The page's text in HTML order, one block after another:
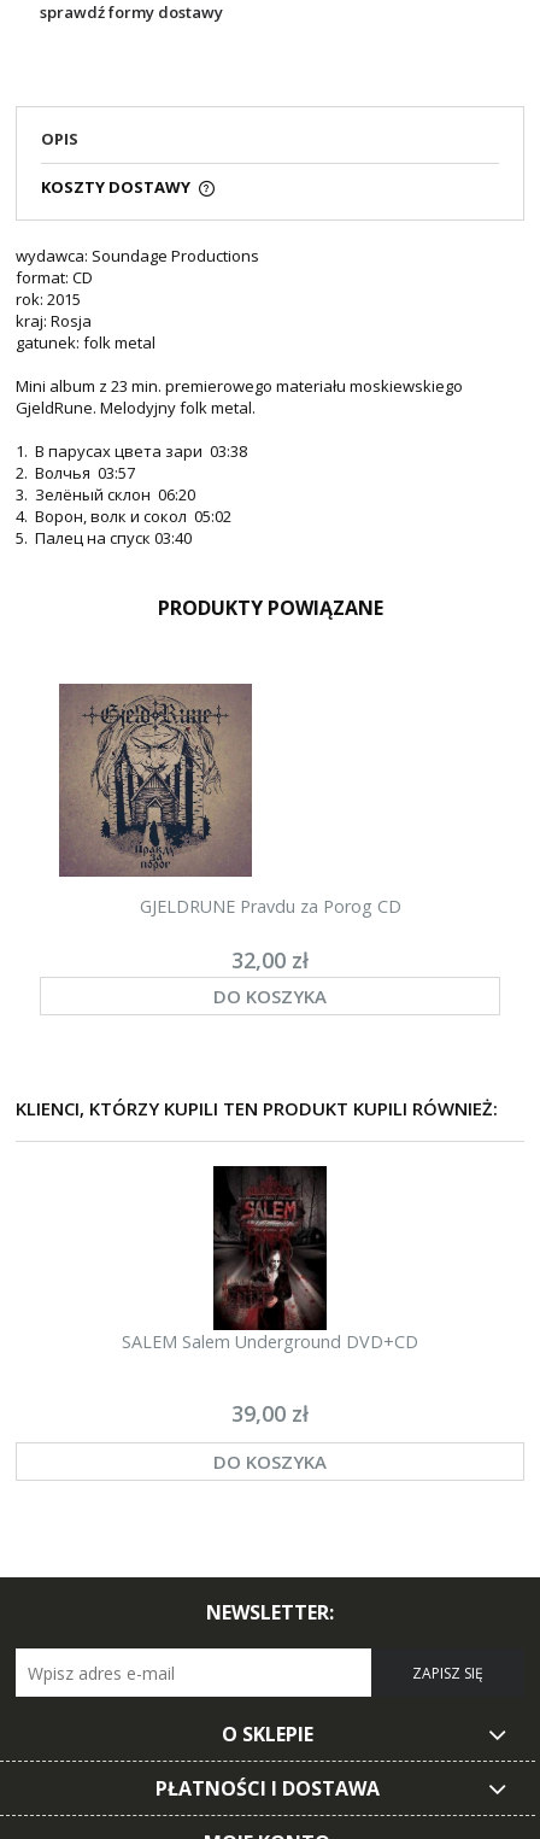
sprawdź formy dostawy
OPIS
KOSZTY DOSTAWY
wydawca: Soundage Productions
format: CD
rok: 2015
kraj: Rosja
gatunek: folk metal
Mini album z 23 min. premierowego materiału moskiewskiego
GjeldRune. Melodyjny folk metal.
1. В парусах цвета зари 03:38
2. Волчья 03:57
3. Зелёный склон 06:20
4. Ворон, волк и сокол 05:02
5. Палец на спуск 03:40
PRODUKTY POWIĄZANE
GJELDRUNE Pravdu za Porog CD
32,00 zł
DO KOSZYKA
KLIENCI, KTÓRZY KUPILI TEN PRODUKT KUPILI RÓWNIEŻ:
SALEM Salem Underground DVD+CD
39,00 zł
DO KOSZYKA
NEWSLETTER:
ZAPISZ SIĘ
O SKLEPIE
PŁATNOŚCI I DOSTAWA